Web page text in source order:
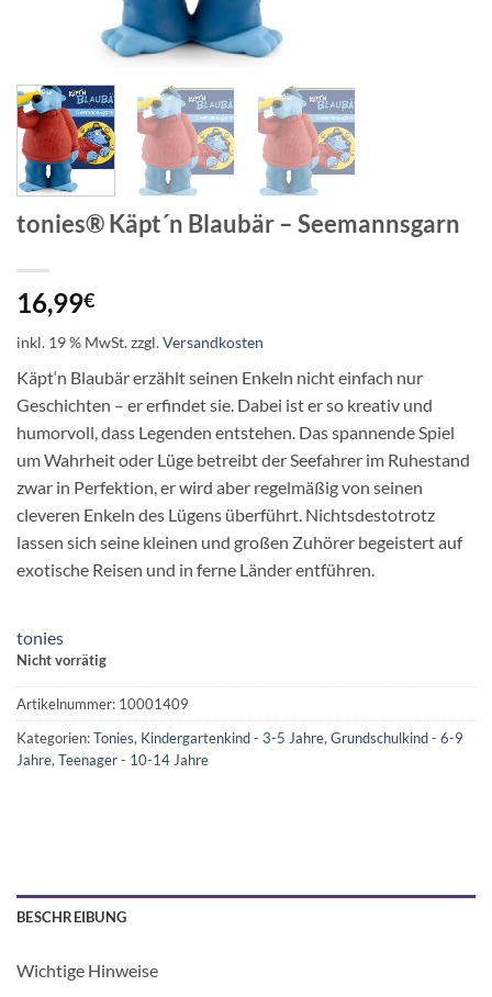
tonies® Käpt´n Blaubär – Seemannsgarn
16,99€
inkl. 19 % MwSt.zzgl.Versandkosten
Käpt‘n Blaubär erzählt seinen Enkeln nicht einfach nur
Geschichten – er erfindet sie. Dabei ist er so kreativ und
humorvoll, dass Legenden entstehen. Das spannende Spiel
um Wahrheit oder Lüge betreibt der Seefahrer im Ruhestand
zwar in Perfektion, er wird aber regelmäßig von seinen
cleveren Enkeln des Lügens überführt. Nichtsdestotrotz
lassen sich seine kleinen und großen Zuhörer begeistert auf
exotische Reisen und in ferne Länder entführen.
tonies
Nicht vorrätig
Artikelnummer: 10001409
Kategorien:Tonies, Kindergartenkind - 3-5 Jahre, Grundschulkind - 6-9
Jahre, Teenager - 10-14 Jahre
BESCHREIBUNG
Wichtige Hinweise